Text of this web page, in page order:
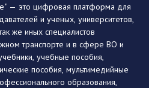
— это цифровая платформа для
и ученых, университетов,
же иных специалистов
транспорте и в сфере ВО и
учебные пособия,
пособия, мультимедийные
образования,